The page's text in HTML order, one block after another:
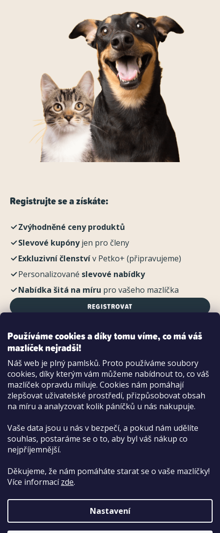
Používáme cookies a díky tomu víme, co má váš
mazlíček nejradši!
Náš web je plný pamlsků. Proto používáme soubory
cookies, díky kterým vám můžeme nabídnout to, co váš
mazlíček opravdu miluje. Cookies nám pomáhají
zlepšovat uživatelské prostředí, přizpůsobovat obsah
na míru a analyzovat kolik páníčků u nás nakupuje.
Vaše data jsou u nás v bezpečí, a pokud nám udělíte
souhlas, postaráme se o to, aby byl váš nákup co
nejpříjemnější.
Děkujeme, že nám pomáháte starat se o vaše mazlíčky!
Více informacízde.
Nastavení
Registrujte se a získáte:
Zvýhodněné ceny produktů
Slevové kupónyjen pro členy
Exkluzivní členstvív Petko+ (připravujeme)
Personalizované slevové nabídky
Nabídka šitá na míru pro vašeho mazlíčka
REGISTROVAT
Možnosti platby:
Dobírkou
Hotově i kartou na pobočce